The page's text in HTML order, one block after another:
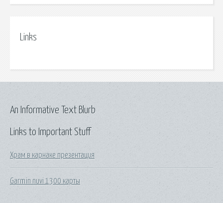
Links
Links to Important Stuff
Храм в карнаке презентация
Garmin nuvi 1300 карты
An Informative Text Blurb